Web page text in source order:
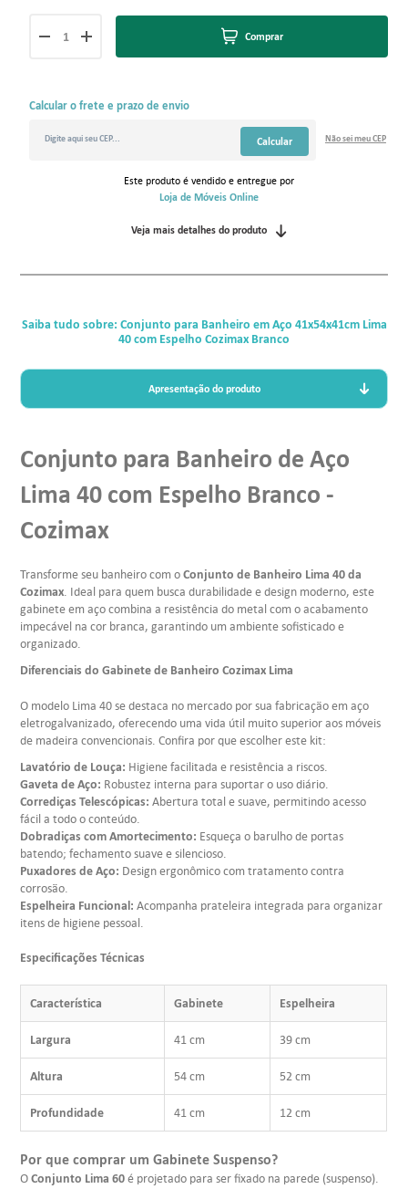
Comprar
Calcular o frete e prazo de envio
Calcular Não seimeu CEP
Este produto é vendido e entregue por
Loja de Móveis Online
Veja mais detalhes do produto
Saiba tudo sobre: Conjunto para Banheiro em Aço 41x54x41cm Lima
40 com Espelho Cozimax Branco
Apresentação do produto
Conjunto para Banheiro de Aço
Lima 40 com Espelho Branco -
Cozimax
Transforme seu banheiro com oConjunto de Banheiro Lima 40 da
Cozimax. Ideal para quem busca durabilidade e design moderno, este
gabinete em aço combina a resistência do metal com o acabamento
impecável na cor branca, garantindo um ambiente sofisticado e
organizado.
Diferenciais do Gabinete de Banheiro Cozimax Lima
O modelo Lima 40 se destaca no mercado por sua fabricação em aço
eletrogalvanizado, oferecendo uma vida útil muito superior aos móveis
de madeira convencionais. Confira por que escolher este kit:
Lavatório de Louça: Higiene facilitada e resistência a riscos.
Gaveta de Aço: Robustez interna para suportar o uso diário.
Corrediças Telescópicas: Abertura total e suave, permitindo acesso
fácil a todo o conteúdo.
Dobradiças com Amortecimento: Esqueça o barulho de portas
batendo; fechamento suave e silencioso.
Puxadores de Aço: Design ergonômico com tratamento contra
corrosão.
Espelheira Funcional: Acompanha prateleira integrada para organizar
itens de higiene pessoal.
Especificações Técnicas
Característica Gabinete Espelheira
Largura 41 cm 39 cm
Altura 54 cm 52 cm
Profundidade 41 cm 12 cm
Por que comprar um Gabinete Suspenso?
OConjunto Lima 60é projetado para ser fixado na parede (suspenso).